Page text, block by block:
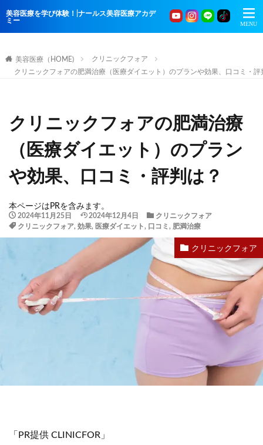
美容医療を学び体験！|ナールス美容医療アカデ
ミー
美容医療（HOME)
クリニックフォア
クリニックフォアの肥満治療（医療ダイエット）のプランや効果、口コミ・評
クリニックフォアの肥満治療
（医療ダイエット）のプラン
や効果、口コミ・評判は？
本ページはPRを含みます。
2024年11月25日 2024年12月4日
クリニックフォア
クリニックフォア, 効果, 医療ダイエット, 口コミ , 肥満治療
クリニックフォア
「PR提供 CLINICFOR」